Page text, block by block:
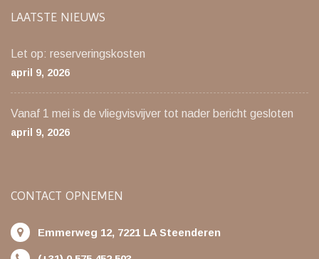
LAATSTE NIEUWS
Let op: reserveringskosten
april 9, 2026
Vanaf 1 mei is de vliegvisvijver tot nader bericht gesloten
april 9, 2026
CONTACT OPNEMEN
Emmerweg 12, 7221 LA Steenderen